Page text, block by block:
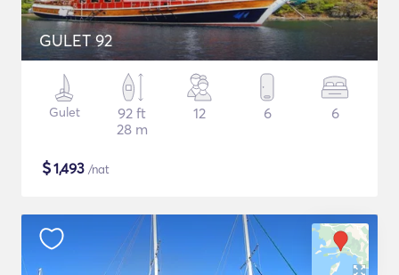
GULET 92
Gulet
92 ft
28 m
12 6 6
$1,493 /nat